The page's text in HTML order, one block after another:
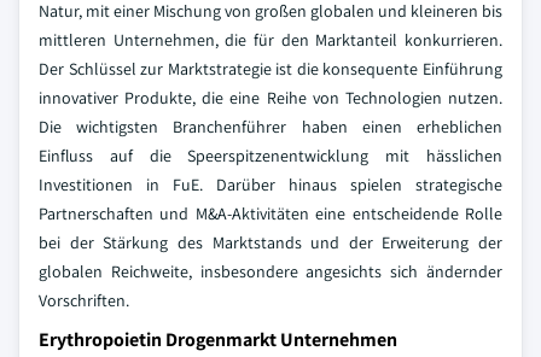
Natur, mit einer Mischung von großen globalen und kleineren bis
mittleren Unternehmen, die für den Marktanteil konkurrieren.
Der Schlüssel zur Marktstrategie ist die konsequente Einführung
innovativer Produkte, die eine Reihe von Technologien nutzen.
Die wichtigsten Branchenführer haben einen erheblichen
Einfluss auf die Speerspitzenentwicklung mit hässlichen
Investitionen in FuE. Darüber hinaus spielen strategische
Partnerschaften und M&A-Aktivitäten eine entscheidende Rolle
bei der Stärkung des Marktstands und der Erweiterung der
globalen Reichweite, insbesondere angesichts sich ändernder
Vorschriften.
Erythropoietin Drogenmarkt Unternehmen